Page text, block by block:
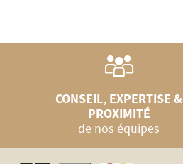
CONSEIL, EXPERTISE &
PROXIMITÉ
de nos équipes